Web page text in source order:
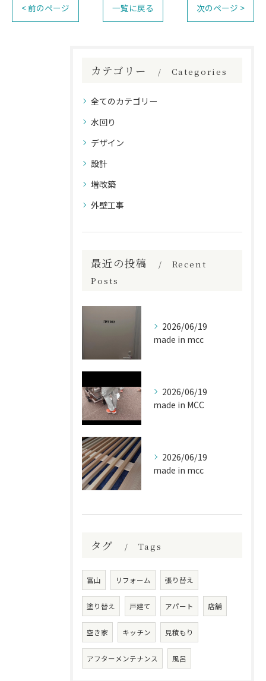
< 前のページ 一覧に戻る 次のページ >
カテゴリー Categories
全てのカテゴリー
水回り
デザイン
設計
増改築
外壁工事
最近の投稿
Recent
Posts
2026/06/19
made in mcc
2026/06/19
made in MCC
2026/06/19
made in mcc
タグ Tags
富山 リフォーム 張り替え
塗り替え 戸建て アパート 店舗
空き家 キッチン 見積もり
アフターメンテナンス 風呂